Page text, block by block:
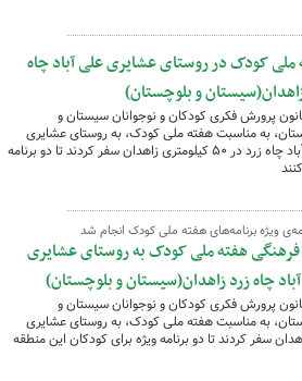
ملی کودک در روستای عشایری علی آباد چاه
و بلوچستان)
پرورش فکری کودکان و نوجوانان سیستان و
به مناسبت هفته ملی کودک، به روستای عشایری
علی آباد چاه زرد در ۵۰ کیلومتری زاهدان سفر کردند تا دو برنامه
ویژه برنامه‌های هفته ملی کودک انجام شد
هفته ملی کودک به روستای عشایری
چاه زرد زاهدان(سیستان و بلوچستان)
پرورش فکری کودکان و نوجوانان سیستان و
به مناسبت هفته ملی کودک، به روستای عشایری
در ۵۰ کیلومتری زاهدان سفر کردند تا دو برنامه ویژه برای کودکان این منطقه